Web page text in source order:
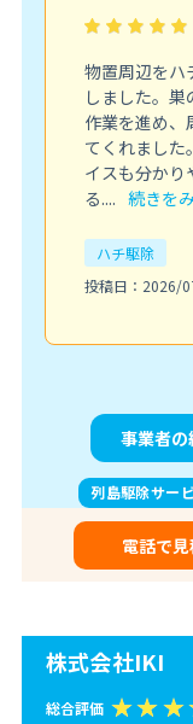
物置周辺をハ
しました。
作業を進め、
てくれました
イスも分かり
る.... 続きを
ハチ駆除
投稿日：2026/
事業者
列島駆除サー
電話で
株式会社IKI
総合評価